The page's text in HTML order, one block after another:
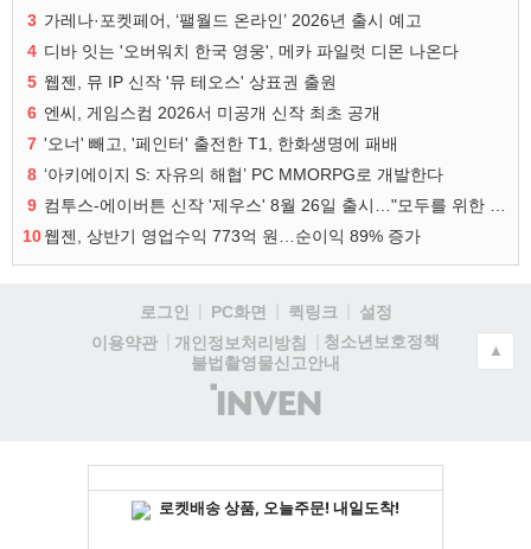
3 가레나·포켓페어, ‘팰월드 온라인’ 2026년 출시 예고
4 디바 잇는 '오버워치 한국 영웅', 메카 파일럿 디몬 나온다
5 웹젠, 뮤 IP 신작 '뮤 테오스' 상표권 출원
6 엔씨, 게임스컴 2026서 미공개 신작 최초 공개
7 '오너' 빼고, '페인터' 출전한 T1, 한화생명에 패배
8 ‘아키에이지 S: 자유의 해협’ PC MMORPG로 개발한다
9
10웹젠, 상반기 영업수익 773억 원…순이익 89% 증가
로그인 PC화면 퀵링크
설정
이용약관
개인정보처리방침
청소년보호정책
불법촬영물신고안내
(주)
인
▲